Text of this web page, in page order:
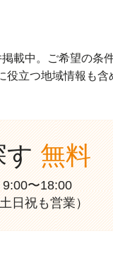
載中。ご希望の
立つ地域情報も含
す 無料
9:00〜18:00
日祝も営業）